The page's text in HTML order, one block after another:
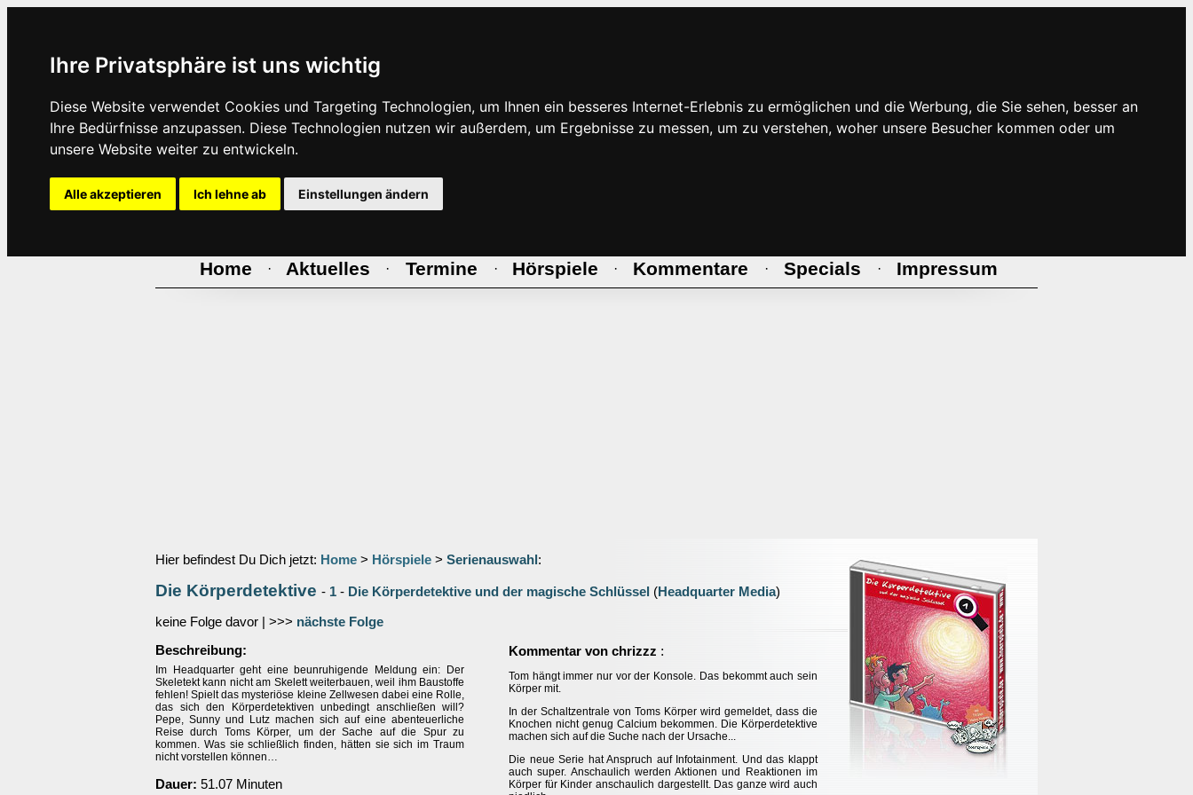
Ihre Privatsphäre ist uns wichtig
Diese Website verwendet Cookies und Targeting Technologien, um Ihnen ein besseres Internet-Erlebnis zu ermöglichen und die Werbung, die Sie sehen, besser an
Ihre Bedürfnisse anzupassen. Diese Technologien nutzen wir außerdem, um Ergebnisse zu messen, um zu verstehen, woher unsere Besucher kommen oder um
unsere Website weiter zu entwickeln.
Alle akzeptieren Ich lehne ab Einstellungen ändern
Home · Aktuelles · Termine · Hörspiele · Kommentare · Specials · Impressum
Hier befindest Du Dich jetzt: Home > Hörspiele > Serienauswahl :
Die Körperdetektive - 1 - Die Körperdetektive und der magische Schlüssel (Headquarter Media)
keine Folge davor | >>> nächste Folge
Beschreibung:
Im Headquarter geht eine beunruhigende Meldung ein: Der
Skeletekt kann nicht am Skelett weiterbauen, weil ihm Baustoffe
fehlen! Spielt das mysteriöse kleine Zellwesen dabei eine Rolle,
das sich den Körperdetektiven unbedingt anschließen will?
Pepe, Sunny und Lutz machen sich auf eine abenteuerliche
Reise durch Toms Körper, um der Sache auf die Spur zu
kommen. Was sie schließlich finden, hätten sie sich im Traum
nicht vorstellen können…
Dauer: 51.07 Minuten
Kommentar von chrizzz :
Tom hängt immer nur vor der Konsole. Das bekommt auch sein
Körper mit.
In der Schaltzentrale von Toms Körper wird gemeldet, dass die
Knochen nicht genug Calcium bekommen. Die Körperdetektive
machen sich auf die Suche nach der Ursache...
Die neue Serie hat Anspruch auf Infotainment. Und das klappt
auch super. Anschaulich werden Aktionen und Reaktionen im
Körper für Kinder anschaulich dargestellt. Das ganze wird auch